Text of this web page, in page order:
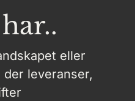
eller
leveranser,